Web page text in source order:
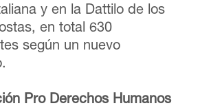
y en la Dattilo de los
en total 630
según un nuevo
Pro Derechos Humanos